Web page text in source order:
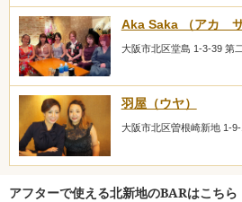
Aka Saka （アカ サ
大阪市北区堂島 1-3-39 第
羽屋（ウヤ）
大阪市北区曽根崎新地 1-
アフターで使える北新地のBARはこちら